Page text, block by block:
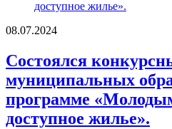
08.07.2024
Состоялся
муниципальных
программе
доступное жилье».